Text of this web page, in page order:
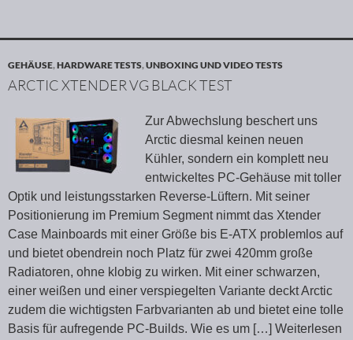
GEHÄUSE,HARDWARE TESTS,UNBOXING UND VIDEO TESTS
ARCTIC XTENDER VG BLACK TEST
Zur Abwechslung beschert uns
Arctic diesmal keinen neuen
Kühler, sondern ein komplett neu
entwickeltes PC-Gehäuse mit toller
Optik und leistungsstarken Reverse-Lüftern. Mit seiner
Positionierung im Premium Segment nimmt das Xtender
Case Mainboards mit einer Größe bis E-ATX problemlos auf
und bietet obendrein noch Platz für zwei 420mm große
Radiatoren, ohne klobig zu wirken. Mit einer schwarzen,
einer weißen und einer verspiegelten Variante deckt Arctic
zudem die wichtigsten Farbvarianten ab und bietet eine tolle
Basis für aufregende PC-Builds. Wie es um […] Weiterlesen